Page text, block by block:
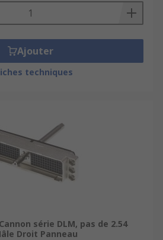
Ajouter
techniques
série DLM, pas de 2.54
Droit Panneau